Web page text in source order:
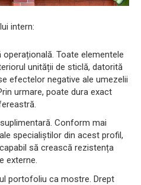
intern:
operațională. Toate elementele
unității de sticlă, datorită
efectelor negative ale umezelii
urmare, poate dura exact
Conform mai
specialiștilor din acest profil,
să crească rezistența
externe.
portofoliu ca mostre. Drept